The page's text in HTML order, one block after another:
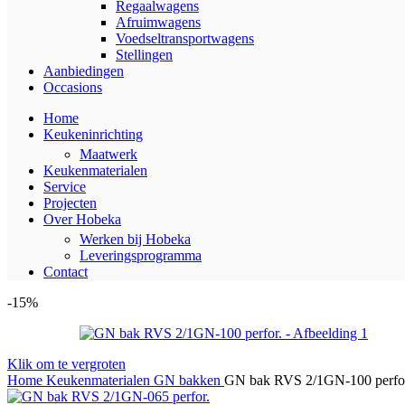
Regaalwagens
Afruimwagens
Voedseltransportwagens
Stellingen
Aanbiedingen
Occasions
Home
Keukeninrichting
Maatwerk
Keukenmaterialen
Service
Projecten
Over Hobeka
Werken bij Hobeka
Leveringsprogramma
Contact
-15%
Klik om te vergroten
Home Keukenmaterialen GN bakken GN bak RVS 2/1GN-100